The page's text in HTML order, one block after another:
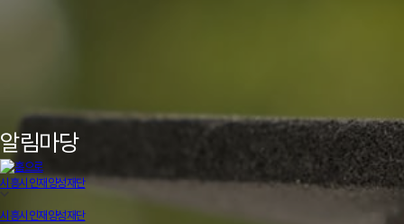
알림마당
시흥시인재양성재단
시흥시인재양성재단